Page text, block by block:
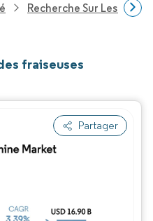
Recherche Sur Les
fraiseuses
Partager